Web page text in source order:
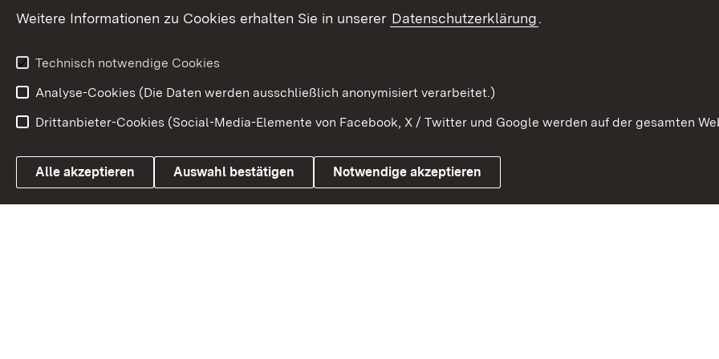
Wirtschaftsstandort
Urlaubs- und Kulturland
Link zum Landesportal
Impressum
Weitere Informationen zu Cookies erhalten Sie in unserer Datenschutzerklärung.
Technisch notwendige Cookies
Analyse-Cookies (Die Daten werden ausschließlich anonymisiert verarbeitet.)
Drittanbieter-Cookies (Social-Media-Elemente von Facebook, X / Twitter und Google werden auf der gesamten
Alle akzeptieren Auswahl bestätigen Notwendige akzeptieren